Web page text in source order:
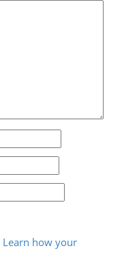
Learn how your